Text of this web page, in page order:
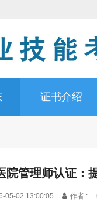
证书介绍
院管理师认证：
05-02 13:00:05 作者 :